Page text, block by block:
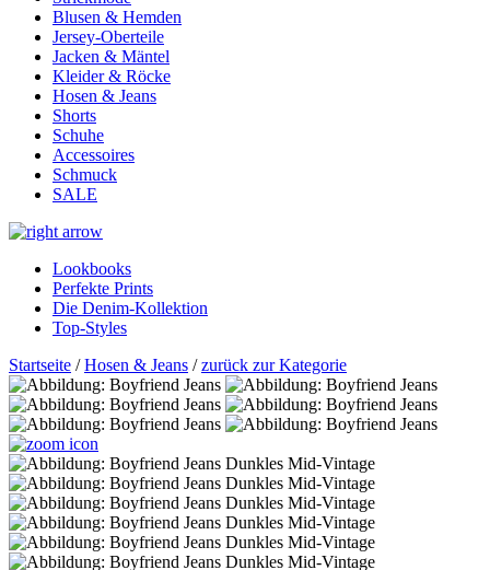
Blusen & Hemden
Jersey-Oberteile
Jacken & Mäntel
Kleider & Röcke
Hosen & Jeans
Shorts
Schuhe
Accessoires
Schmuck
SALE
Lookbooks
Perfekte Prints
Die Denim-Kollektion
Top-Styles
Startseite /Hosen & Jeans /zurück zur Kategorie